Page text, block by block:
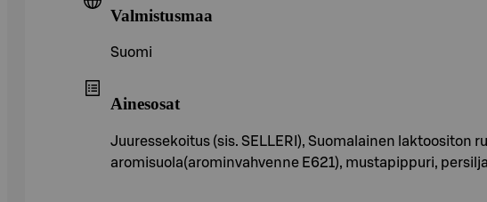
Valmistusmaa
Suomi
Ainesosat
Juuressekoitus (sis. SELLERI), Suomalainen laktoositon
aromisuola(arominvahvenne E621), mustapippuri,